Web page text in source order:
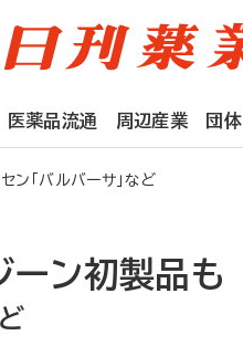
医薬品流通 周辺産業 団体
「バルバーサ」など
ーン初製品も